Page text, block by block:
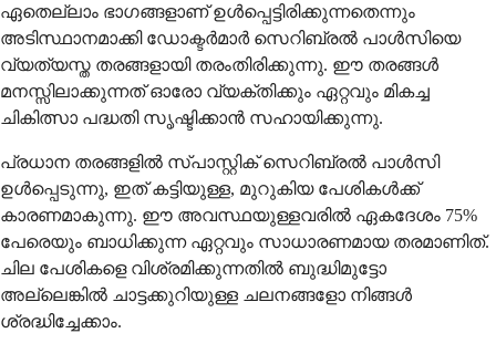
ഏതെല്ലാം ഭാഗങ്ങളാണ് ഉൾപ്പെട്ടിരിക്കുന്നതെന്നും
അടിസ്ഥാനമാക്കി ഡോക്ടർമാർ സെറിബ്രൽ പാൾസിയെ
വ്യത്യസ്ത തരങ്ങളായി തരംതിരിക്കുന്നു. ഈ തരങ്ങൾ
മനസ്സിലാക്കുന്നത് ഓരോ വ്യക്തിക്കും ഏറ്റവും മികച്ച
ചികിത്സാ പദ്ധതി സൃഷ്ടിക്കാൻ സഹായിക്കുന്നു.
പ്രധാന തരങ്ങളിൽ സ്പാസ്റ്റിക് സെറിബ്രൽ പാൾസി
ഉൾപ്പെടുന്നു, ഇത് കട്ടിയുള്ള, മുറുകിയ പേശികൾക്ക്
കാരണമാകുന്നു. ഈ അവസ്ഥയുള്ളവരിൽ ഏകദേശം 75%
പേരെയും ബാധിക്കുന്ന ഏറ്റവും സാധാരണമായ തരമാണിത്.
ചില പേശികളെ വിശ്രമിക്കുന്നതിൽ ബുദ്ധിമുട്ടോ
അല്ലെങ്കിൽ ചാട്ടക്കുറിയുള്ള ചലനങ്ങളോ നിങ്ങൾ
ശ്രദ്ധിച്ചേക്കാം.